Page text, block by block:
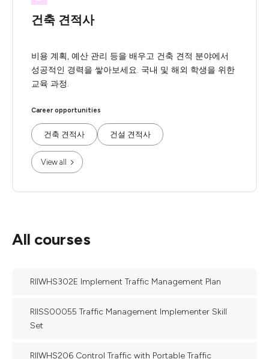
건축 견적사
비용 계획, 예산 관리 등을 배우고 건축 견적 분야에서
성공적인 경력을 쌓아보세요. 국내 및 해외 학생을 위한
교육 과정.
Career opportunities
건축 견적사 건설 견적사
View all
All courses
RIIWHS302E Implement Traffic Management Plan
RIISS00055 Traffic Management Implementer Skill
Set
RIIWHS206 Control Traffic with Portable Traffic